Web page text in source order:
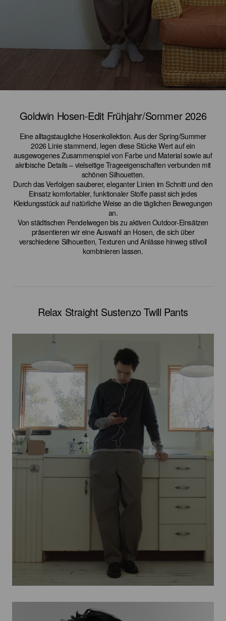
Goldwin Hosen-Edit Frühjahr/Sommer 2026
Eine alltagstaugliche Hosenkollektion. Aus der Spring/Summer
2026 Linie stammend, legen diese Stücke Wert auf ein
ausgewogenes Zusammenspiel von Farbe und Material sowie auf
akribische Details – vielseitige Trageeigenschaften verbunden mit
schönen Silhouetten.
Durch das Verfolgen sauberer, eleganter Linien im Schnitt und den
Einsatz komfortabler, funktionaler Stoffe passt sich jedes
Kleidungsstück auf natürliche Weise an die täglichen Bewegungen
an.
Von städtischen Pendelwegen bis zu aktiven Outdoor-Einsätzen
präsentieren wir eine Auswahl an Hosen, die sich über
verschiedene Silhouetten, Texturen und Anlässe hinweg stilvoll
kombinieren lassen.
Relax Straight Sustenzo Twill Pants